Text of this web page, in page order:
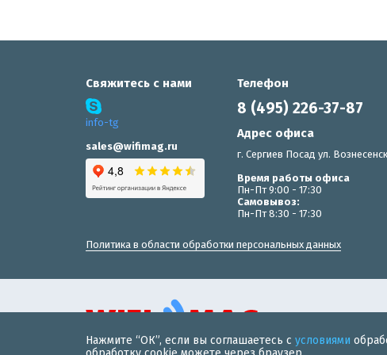
Нажмите “ОК”, если вы соглашаетесь с условиями
Свяжитесь с нами
info-tg
sales@wifimag.ru
Телефон
8 (495) 226-37-87
Адрес офиса
г. Сергиев Посад ул.
Время работы офиса
Пн-Пт 9:00 - 17:30
Самовывоз:
Пн-Пт 8:30 - 17:30
Политика в области обработки персональных данных
© 2019 «WiFiMAG» - интернет-магазин wi-fi оборудования для